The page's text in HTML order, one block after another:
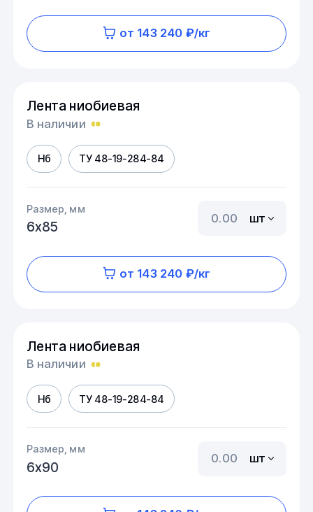
от 143 240 ₽/кг
Лента ниобиевая
В наличии
Нб ТУ 48-19-284-84
Размер, мм
6х85
шт
от 143 240 ₽/кг
Лента ниобиевая
В наличии
Нб ТУ 48-19-284-84
Размер, мм
6х90
шт